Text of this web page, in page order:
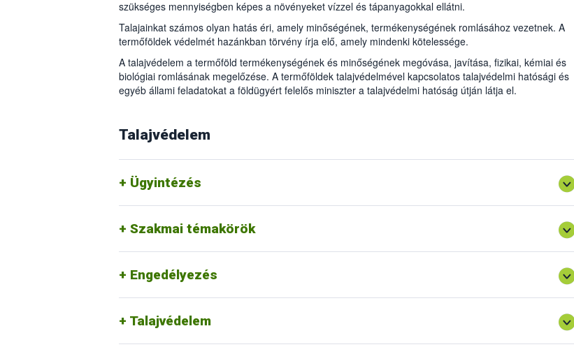
szükséges mennyiségben képes a növényeket vízzel és tápanyagokkal ellátni.
Talajainkat számos olyan hatás éri, amely minőségének, termékenységének romlásához vezetnek. A
termőföldek védelmét hazánkban törvény írja elő, amely mindenki kötelessége.
A talajvédelem a termőföld termékenységének és minőségének megóvása, javítása, fizikai, kémiai és
biológiai romlásának megelőzése. A termőföldek talajvédelmével kapcsolatos talajvédelmi hatósági és
egyéb állami feladatokat a földügyért felelős miniszter a talajvédelmi hatóság útján látja el.
Talajvédelem
Ügyintézés
Szakmai témakörök
Engedélyezés
Talajjavítás engedélyezése
Mezőgazdasági célú tereprendezés engedélyezése
Beruházás engedélyezéséhez előzetes talajvédelmi szakhatósági hozzájárulás
Talajvédelmi létesítmények megvalósításának engedélyezése
Szennyvíz, szennyvíziszap, szennyvíziszap komposzt termőföldön történő
Talajvédelem
Bizonyítvány kiállítása a talajvédelmi kötelezettség betartásáról
Az árutermő, törzs- és kísérleti szőlő telepítéséhez készített talajvédelmi terv jóváhagyása